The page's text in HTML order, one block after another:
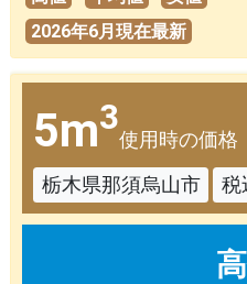
2026年6月現在最新
5m3
使用時の価格
栃木県那須烏山市
税